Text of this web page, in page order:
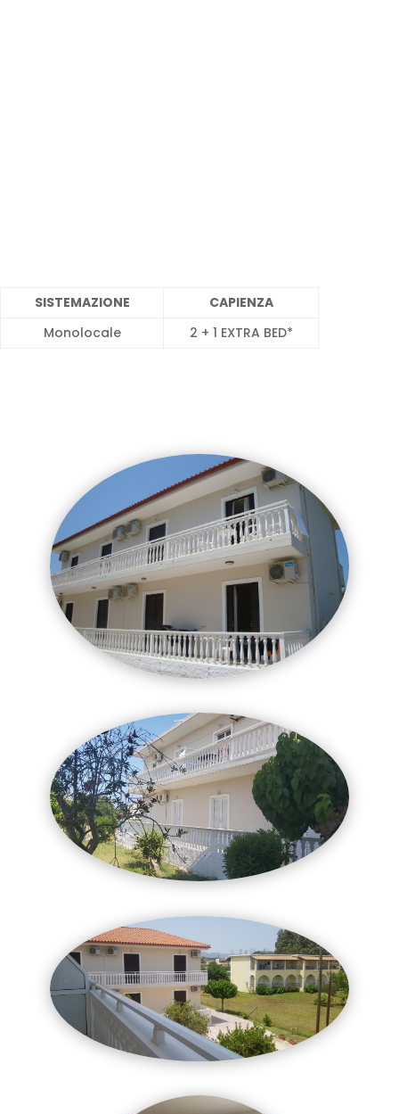
SISTEMAZIONE
CAPIENZA
Monolocale
2 + 1 EXTRA BED*